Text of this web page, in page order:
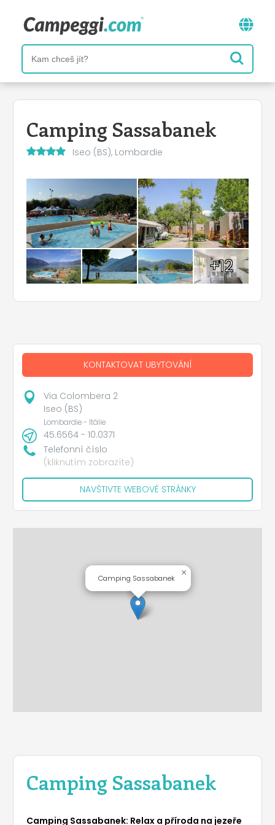
Camping Sassabanek
Iseo (BS), Lombardie
+12
Camping Sassabanek
Camping Sassabanek: Relax a příroda na jezeře
KONTAKTOVAT UBYTOVÁNÍ
Via Colombera 2
Iseo (BS)
Lombardie - Itálie
45.6564 - 10.0371
Telefonní číslo
(kliknutím zobrazíte)
NAVŠTIVTE WEBOVÉ STRÁNKY
Camping Sassabanek
×